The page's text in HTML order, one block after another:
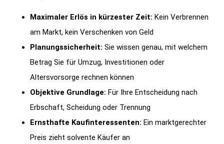
Maximaler Erlös in kürzester Zeit: Kein Verbrennen
am Markt, kein Verschenken von Geld
Planungssicherheit: Sie wissen genau, mit welchem
Betrag Sie für Umzug, Investitionen oder
Altersvorsorge rechnen können
Objektive Grundlage: Für Ihre Entscheidung nach
Erbschaft, Scheidung oder Trennung
Ernsthafte Kaufinteressenten: Ein marktgerechter
Preis zieht solvente Käufer an